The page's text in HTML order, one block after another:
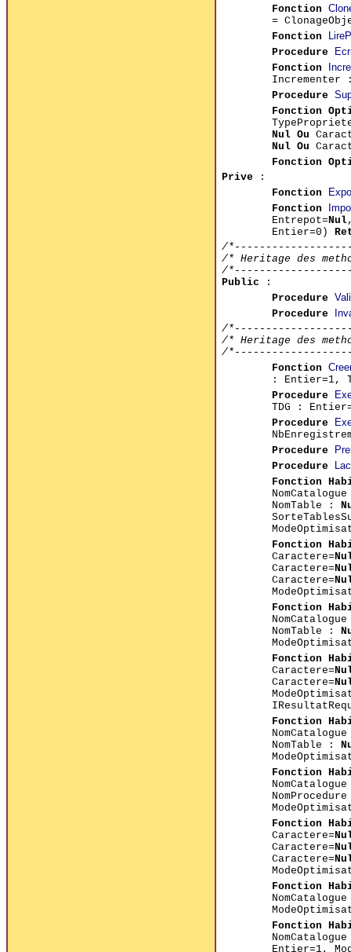
Fonction
=
Fonction
Procedure
Fonction
Procedure
Fonction
Nul Ou
Nul Ou
Fonction
Prive:
Fonction
Fonction
Entrepot=Nul
Entier=0)
/
/* Heritage des
/
Public :
Procedure
Procedure
/
/* Heritage des
/
Fonction
: Entier=1,
Procedure
TDG :
Procedure
Procedure
Procedure
Fonction
NomTable :
Fonction
Caractere=
Caractere=
Caractere=
Fonction
NomTable :
Fonction
Caractere=
Caractere=
Fonction
NomTable :
Fonction
Fonction
Caractere=
Caractere=
Caractere=
Fonction
Fonction
Entier=1,